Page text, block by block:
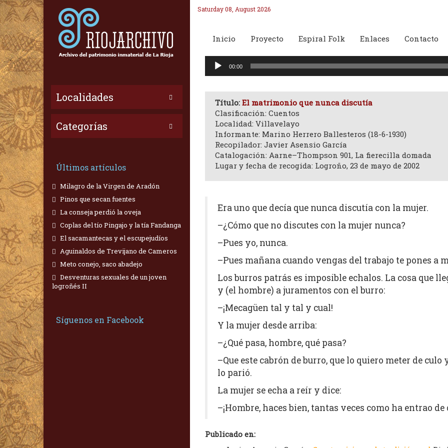
Localidades
Categorías
Últimos artículos
Milagro de la Virgen de Aradón
Pinos que secan fuentes
La conseja perdió la oveja
Coplas del tío Pingajo y la tía Fandanga
El sacamantecas y el escupejudíos
Aguinaldos de Trevijano de Cameros
Meto conejo, saco abadejo
Desventuras sexuales de un joven
logroñés II
Síguenos en Facebook
Saturday 08, August 2026
Inicio Proyecto Espiral Folk Enlaces Contacto
Reproductor
00:00
Título: El matrimonio que nunca discutía
Clasificación: Cuentos
Localidad: Villavelayo
Informante: Marino Herrero Ballesteros (18-6-1930)
Recopilador: Javier Asensio García
Catalogación: Aarne–Thompson 901, La fierecilla domada
Lugar y fecha de recogida: Logroño, 23 de mayo de 2002
Era uno que decía que nunca discutía con la mujer.
–¿Cómo que no discutes con la mujer nunca?
–Pues yo, nunca.
–Pues mañana cuando vengas del trabajo te pones a
Los burros patrás es imposible echalos. La cosa que
y (el hombre) a juramentos con el burro:
–¡Mecagüen tal y tal y cual!
Y la mujer desde arriba:
–¿Qué pasa, hombre, qué pasa?
–Que este cabrón de burro, que lo quiero meter de
lo parió.
La mujer se echa a reír y dice:
–¡Hombre, haces bien, tantas veces como ha entrao
Publicado en: